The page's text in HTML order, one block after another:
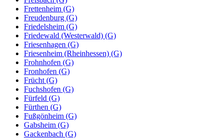
Frettenheim (G)
Freudenburg (G)
Friedelsheim (G)
Friedewald (Westerwald) (G)
Friesenhagen (G)
Friesenheim (Rheinhessen) (G)
Frohnhofen (G)
Fronhofen (G)
Frücht (G)
Fuchshofen (G)
Fürfeld (G)
Fürthen (G)
Fußgönheim (G)
Gabsheim (G)
Gackenbach (G)